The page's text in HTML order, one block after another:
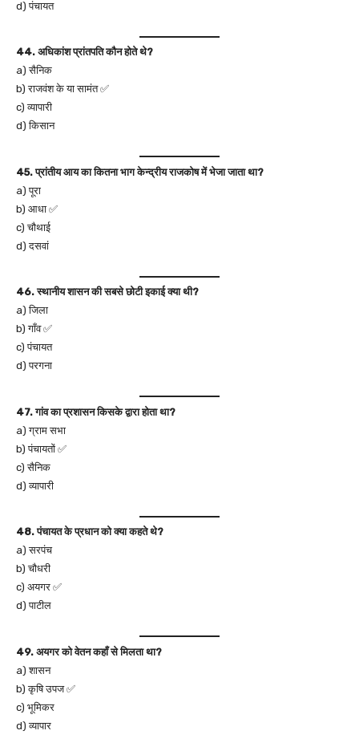
d) पंचायत
44. अधिकांश प्रांतपति कौन होते थे?
a) सैनिक
b) राजवंश के या सामंत ✅
c) व्यापारी
d) किसान
45. प्रांतीय आय का कितना भाग केन्द्रीय राजकोष में भेजा जाता था?
a) पूरा
b) आधा ✅
c) चौथाई
d) दसवां
46. स्थानीय शासन की सबसे छोटी इकाई क्या थी?
a) जिला
b) गाँव ✅
c) पंचायत
d) परगना
47. गांव का प्रशासन किसके द्वारा होता था?
a) ग्राम सभा
b) पंचायतों ✅
c) सैनिक
d) व्यापारी
48. पंचायत के प्रधान को क्या कहते थे?
a) सरपंच
b) चौधरी
c) अयगर ✅
d) पाटील
49. अयगर को वेतन कहाँ से मिलता था?
a) शासन
b) कृषि उपज ✅
c) भूमिकर
d) व्यापार